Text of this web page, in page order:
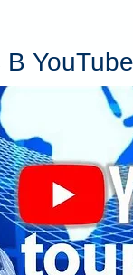
YouTube